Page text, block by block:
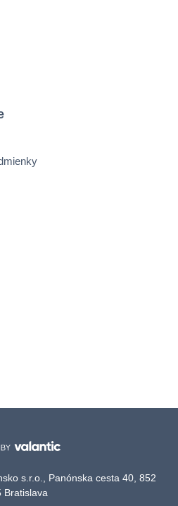
s.r.o., Panónska cesta 40, 852
Bratislava